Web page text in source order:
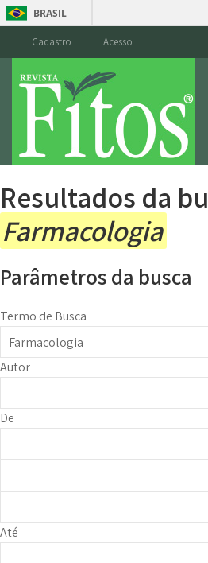
BRASIL
Cadastro Acesso
Resultados da
Farmacologia
Parâmetros da busca
Termo de Busca
Autor
De
Até